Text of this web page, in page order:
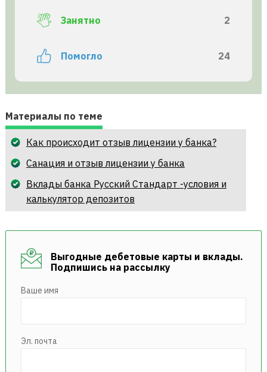
Занятно 2
Помогло 24
Материалы по теме
Как происходит отзыв лицензии у банка?
Санация и отзыв лицензии у банка
Вклады банка Русский Стандарт -условия и
калькулятор депозитов
Выгодные дебетовые карты и вклады.
Подпишись на рассылку
Ваше имя
Эл. почта